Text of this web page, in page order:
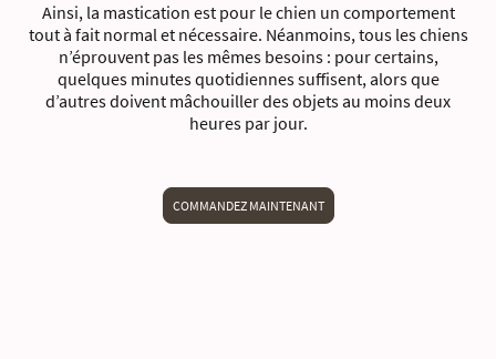
Ainsi, la mastication est pour le chien un comportement
tout à fait normal et nécessaire. Néanmoins, tous les chiens
n’éprouvent pas les mêmes besoins : pour certains,
quelques minutes quotidiennes suffisent, alors que
d’autres doivent mâchouiller des objets au moins deux
heures par jour.
COMMANDEZ MAINTENANT